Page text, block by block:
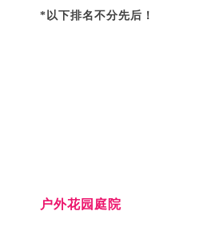
*以下排名不分先后！
户外花园庭院